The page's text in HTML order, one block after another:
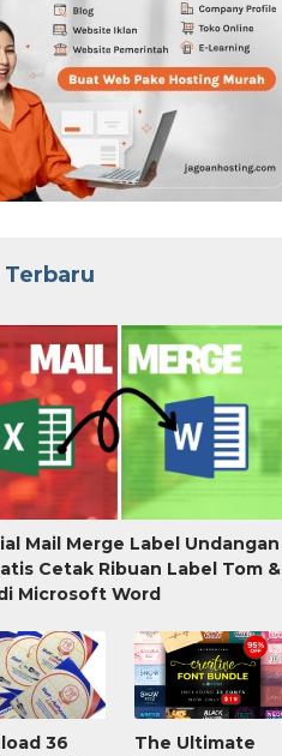
Terbaru
Mail Merge Label Undangan
Cetak Ribuan Label Tom &
Microsoft Word
36
The Ultimate